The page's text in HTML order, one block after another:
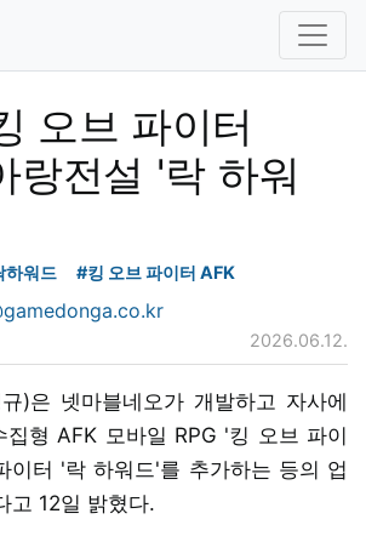
오브 파이터
랑전설 '락 하워
하워드 #킹 오브 파이터 AFK
2026.06.12.
)은 넷마블네오가 개발하고 자사에
집형 AFK 모바일 RPG '킹 오브 파이
이터 '락 하워드'를 추가하는 등의 업
고 12일 밝혔다.